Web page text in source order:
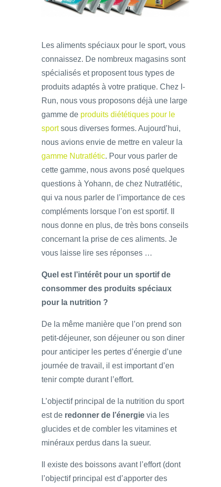
Les aliments spéciaux pour le sport, vous
connaissez. De nombreux magasins sont
spécialisés et proposent tous types de
produits adaptés à votre pratique. Chez I-
Run, nous vous proposons déjà une large
gamme de produits diététiques pour le
sportsous diverses formes. Aujourd’hui,
nous avions envie de mettre en valeur la
gamme Nutratlétic. Pour vous parler de
cette gamme, nous avons posé quelques
questions à Yohann, de chez Nutratlétic,
qui va nous parler de l’importance de ces
compléments lorsque l’on est sportif. Il
nous donne en plus, de très bons conseils
concernant la prise de ces aliments. Je
vous laisse lire ses réponses …
Quel est l’intérêt pour un sportif de
consommer des produits spéciaux
pour la nutrition ?
De la même manière que l’on prend son
petit-déjeuner, son déjeuner ou son diner
pour anticiper les pertes d’énergie d’une
journée de travail, il est important d’en
tenir compte durant l’effort.
L’objectif principal de la nutrition du sport
est de redonner de l’énergie via les
glucides et de combler les vitamines et
minéraux perdus dans la sueur.
Il existe des boissons avant l’effort (dont
l’objectif principal est d’apporter des